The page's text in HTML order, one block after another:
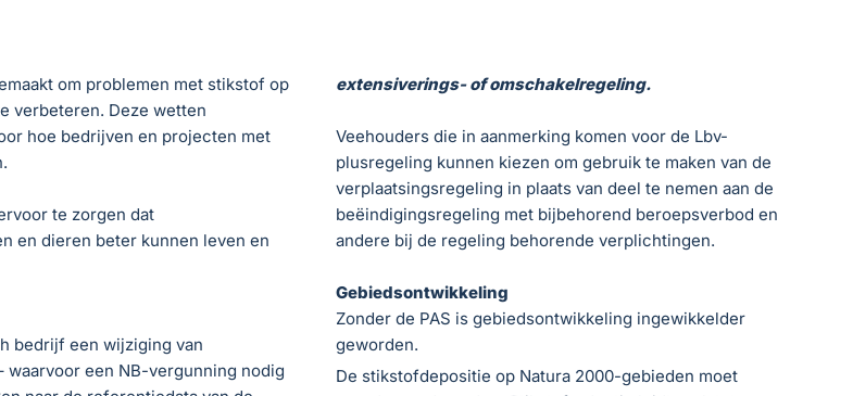
om problemen met stikstof op
verbeteren. Deze wetten
hoe bedrijven en projecten met
te zorgen dat
en dieren beter kunnen leven en
bedrijf een wijziging van
waarvoor een NB-vergunning nodig
extensiverings- of omschakelregeling.
Veehouders die in aanmerking komen voor de Lbv-
plusregeling kunnen kiezen om gebruik te maken van de
verplaatsingsregeling in plaats van deel te nemen aan de
beëindigingsregeling met bijbehorend beroepsverbod en
andere bij de regeling behorende verplichtingen.
Gebiedsontwikkeling
Zonder de PAS is gebiedsontwikkeling ingewikkelder
geworden.
De stikstofdepositie op Natura 2000-gebieden moet